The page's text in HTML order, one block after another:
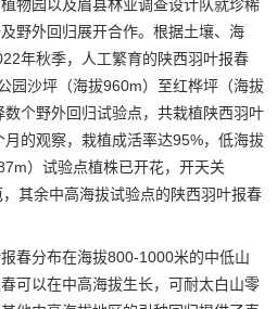
物园以及眉县林业调查设计队就珍稀
野外回归展开合作。根据土壤、海
年秋季，人工繁育的陕西羽叶报春
园沙坪（海拔960m）至红桦坪（海拔
个野外回归试验点，共栽植陕西羽叶
的观察，栽植成活率达95%，低海拔
）试验点植株已开花，开天关
，其余中高海拔试验点的陕西羽叶报春
春分布在海拔800-1000米的中低山
可以在中高海拔生长，可耐太白山零